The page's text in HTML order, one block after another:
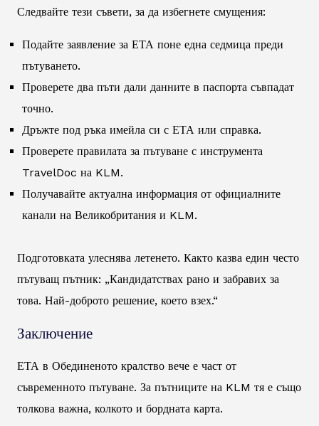
Следвайте тези съвети, за да избегнете смущения:
Подайте заявление за ЕТА поне една седмица преди
пътуването.
Проверете два пъти дали данните в паспорта съвпадат
точно.
Дръжте под ръка имейла си с ЕТА или справка.
Проверете правилата за пътуване с инструмента
TravelDoc на KLM.
Получавайте актуална информация от официалните
канали на Великобритания и KLM.
Подготовката улеснява летенето. Както казва един често
пътуващ пътник: „Кандидатствах рано и забравих за
това. Най-доброто решение, което взех.“
Заключение
ЕТА в Обединеното кралство вече е част от
съвременното пътуване. За пътниците на KLM тя е също
толкова важна, колкото и бордната карта.